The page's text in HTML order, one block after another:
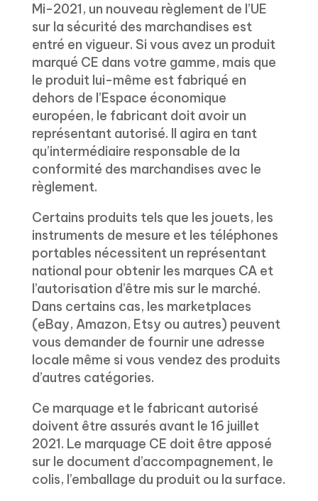
Mi-2021, un nouveau règlement de l’UE
sur la sécurité des marchandises est
entré en vigueur. Si vous avez un produit
marqué CE dans votre gamme, mais que
le produit lui-même est fabriqué en
dehors de l’Espace économique
européen, le fabricant doit avoir un
représentant autorisé. Il agira en tant
qu’intermédiaire responsable de la
conformité des marchandises avec le
règlement.
Certains produits tels que les jouets, les
instruments de mesure et les téléphones
portables nécessitent un représentant
national pour obtenir les marques CA et
l’autorisation d’être mis sur le marché.
Dans certains cas, les marketplaces
(eBay, Amazon, Etsy ou autres) peuvent
vous demander de fournir une adresse
locale même si vous vendez des produits
d’autres catégories.
Ce marquage et le fabricant autorisé
doivent être assurés avant le 16 juillet
2021. Le marquage CE doit être apposé
sur le document d’accompagnement, le
colis, l’emballage du produit ou la surface.